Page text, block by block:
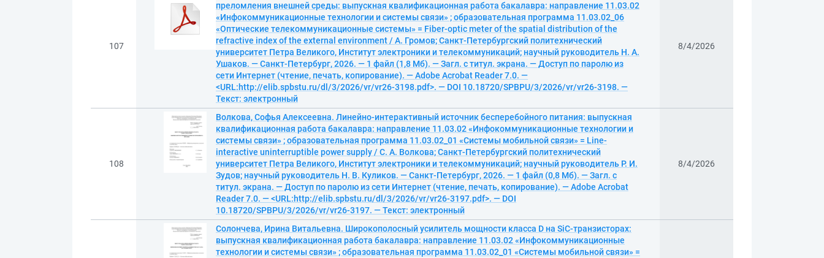
107
преломления внешней среды: выпускная квалификационная работа бакалавра: направление 11.03.02
«Инфокоммуникационные технологии и системы связи» ; образовательная программа 11.03.02_06
«Оптические телекоммуникационные системы» = Fiber-optic meter of the spatial distribution of the
refractive index of the external environment / А. Громов; Санкт-Петербургский политехнический
университет Петра Великого, Институт электроники и телекоммуникаций; научный руководитель Н. А.
Ушаков. — Санкт-Петербург, 2026. — 1 файл (1,8 Мб). — Загл. с титул. экрана. — Доступ по паролю из
сети Интернет (чтение, печать, копирование). — Adobe Acrobat Reader 7.0. —
<URL:http://elib.spbstu.ru/dl/3/2026/vr/vr26-3198.pdf>. — DOI 10.18720/SPBPU/3/2026/vr/vr26-3198. —
Текст: электронный
8/4/2026
108
Волкова, Софья Алексеевна. Линейно-интерактивный источник бесперебойного питания: выпускная
квалификационная работа бакалавра: направление 11.03.02 «Инфокоммуникационные технологии и
системы связи» ; образовательная программа 11.03.02_01 «Системы мобильной связи» = Line-
interactive uninterruptible power supply / С. А. Волкова; Санкт-Петербургский политехнический
университет Петра Великого, Институт электроники и телекоммуникаций; научный руководитель Р. И.
Зудов; научный руководитель Н. В. Куликов. — Санкт-Петербург, 2026. — 1 файл (0,8 Мб). — Загл. с
титул. экрана. — Доступ по паролю из сети Интернет (чтение, печать, копирование). — Adobe Acrobat
Reader 7.0. — <URL:http://elib.spbstu.ru/dl/3/2026/vr/vr26-3197.pdf>. — DOI
10.18720/SPBPU/3/2026/vr/vr26-3197. — Текст: электронный
8/4/2026
Солончева, Ирина Витальевна. Широкополосный усилитель мощности класса D на SiC-транзисторах:
выпускная квалификационная работа бакалавра: направление 11.03.02 «Инфокоммуникационные
технологии и системы связи» ; образовательная программа 11.03.02_01 «Системы мобильной связи» =